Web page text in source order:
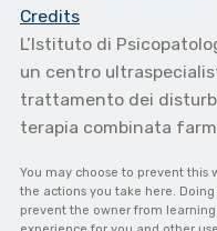
Credits
L’Istituto di
un centro
trattamento dei disturbi
terapia combinata
You may choose to prevent this
the actions you take here.
prevent the owner from